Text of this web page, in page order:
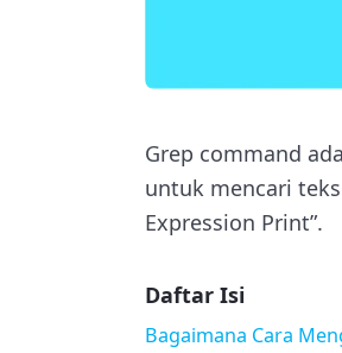
Grep command
untuk mencari
Expression Print”.
Daftar Isi
Bagaimana Cara